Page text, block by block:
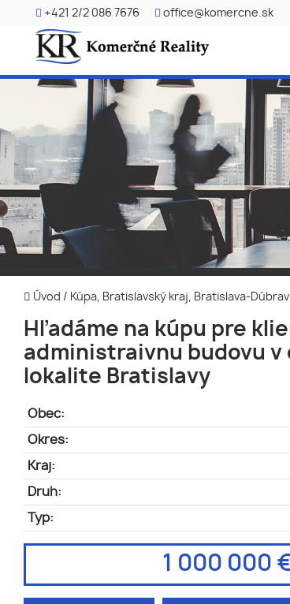
+421 2/2 086 7676 office@komercne.sk
Úvod / Kúpa, Bratislavský kraj, Bratislava-
Hľadáme na kúpu pre
administraivnu budovu v
lokalite Bratislavy
Obec:
Okres:
Kraj:
Druh:
Typ:
1 000 000